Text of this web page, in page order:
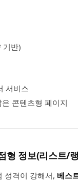
기반)
서비스
콘텐츠형 페이지
정보(리스트/
성격이 강해서, 베스